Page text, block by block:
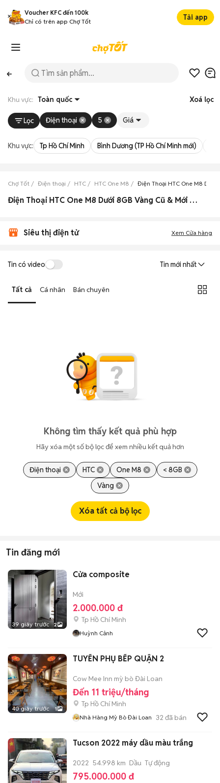
Voucher KFC đến 100k
Chỉ có trên app Chợ Tốt
Tải app
Khu vực: Toàn quốc Xoá lọc
Lọc Điện thoại 5 Giá
Khu vực: Tp Hồ Chí Minh Bình Dương (TP Hồ Chí Minh mới)
Chợ Tốt Điện thoại HTC HTC One M8 Điện Thoại HTC One M8 Dưới
Điện Thoại HTC One M8 Dưới 8GB Vàng Cũ & Mới Giá Siêu Rẻ
Siêu thị điện tử Xem Cửa hàng
Tin có video Tin mới nhất
Tất cả Cá nhân Bán chuyên
Không tìm thấy kết quả phù hợp
Hãy xóa một số bộ lọc để xem nhiều kết quả hơn
Điện thoại HTC One M8
< 8GB
Vàng
Xóa tất cả bộ lọc
Tin đăng mới
39 giây trước 2
Cửa composite
Mới
2.000.000 đ
Tp Hồ Chí Minh
Huỳnh Cảnh
40 giây trước 1
TUYỂN PHỤ BẾP QUẬN 2
Cow Mee Inn mỳ bò Đài Loan
Đến 11 triệu/tháng
Tp Hồ Chí Minh
Nhà Hàng Mỳ Bò Đài Loan 32 đã bán
Tucson 2022 máy dầu màu trắng
2022 54.998 km Dầu Tự động
795.000.000 đ